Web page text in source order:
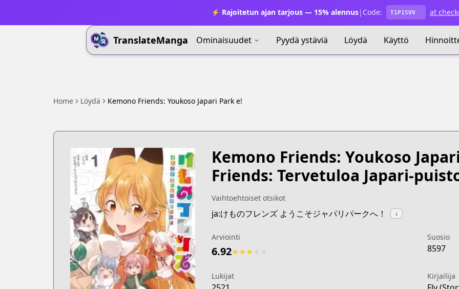
⚡ Rajoitetun ajan tarjous — 15% alennus| Code: T1P15VV at
TranslateManga Ominaisuudet Pyydä ystäviä Löydä Käyttö
Home Löydä Kemono Friends: Youkoso Japari Park e!
Kemono Friends: Youkoso
Friends: Tervetuloa Japari-
Vaihtoehtoiset otsikot
ja:けものフレンズ ようこそジャパリパークへ！ ↓
Arviointi
6.92★★★
Suosio
8597
Lukijat Kirjailija